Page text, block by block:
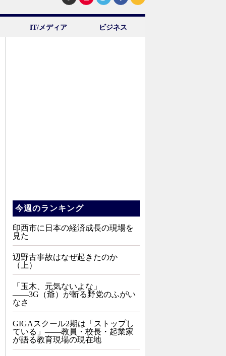
IT/メディア ビジネス
今週のランキング
印西市に日本の経済成長の現場を
見た
辺野古事故はなぜ起きたのか
（上）
「玉木、元気ないよな」
――3G（爺）が斬る野党のふがい
なさ
GIGAスクール2期は「ストップし
ている」——教員・校長・起業家
が語る教育現場の現在地